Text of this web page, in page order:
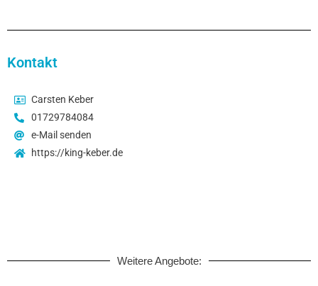
Kontakt
Carsten Keber
01729784084
e-Mail senden
https://king-keber.de
Weitere Angebote: